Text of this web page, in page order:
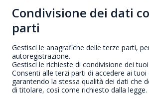
Condivisione dei dati
parti
Gestisci le anagrafiche delle terze parti,
autoregistrazione.
Gestisci le richieste di condivisione dei
Consenti alle terzi parti di accedere ai
garantendo la stessa qualità dei dati che
di titolare, così come richiesto dalla legge.